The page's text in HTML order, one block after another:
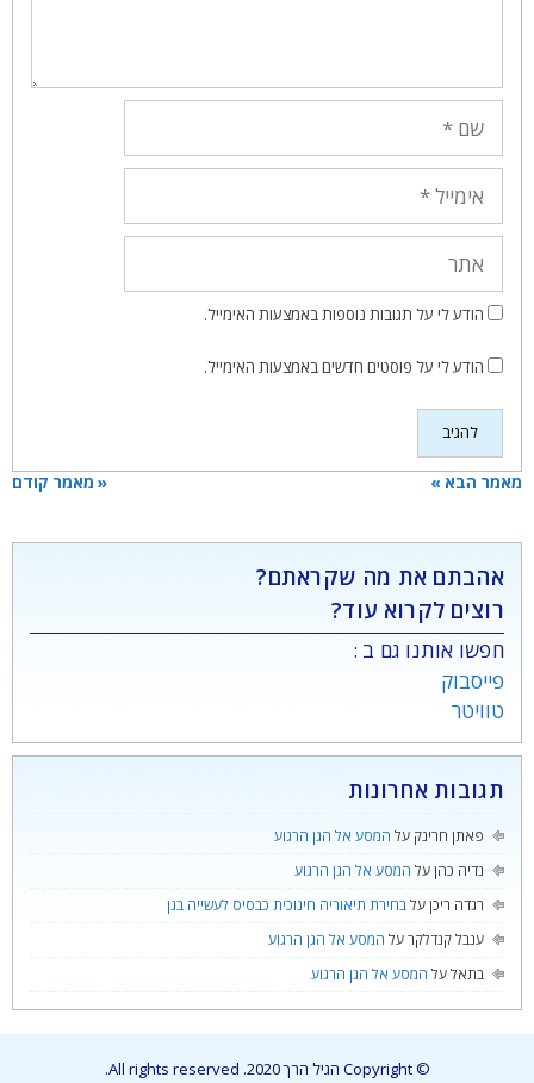
הודע לי על תגובות נוספות באמצעות האימייל.
הודע לי על פוסטים חדשים באמצעות האימייל.
« מאמר קודם מאמר הבא »
אהבתם את מה שקראתם?
רוצים לקרוא עוד?
חפשו אותנו גם ב :
פייסבוק
טוויטר
תגובות אחרונות
פאתן חרינק על המסע אל הגן הרגוע
נדיה כהןעל המסע אל הגן הרגוע
רגדה ריכןעלבחירת תיאוריה חינוכית כבסיס לעשייה בגן
ענבל קנדלקרעל המסע אל הגן הרגוע
בתאלעל המסע אל הגן הרגוע
© Copyright הגיל הרך 2020. All rights reserved.